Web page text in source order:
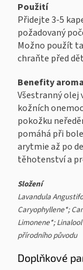
Použití
Přidejte 3-5
požadovaný
Možno použít
chraňte před
Benefity
Všestranný olej
kožních
pokožku
pomáhá při
arytmie až po
těhotenství a
Složení
Lavandula
Caryophyllene*;
Limonene*;
přírodního původu
Doplňkové